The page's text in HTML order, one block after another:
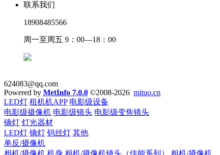
联系我们
18908485566
周一至周五 9：00—18：00
624083@qq.com
Powered by MetInfo 7.0.0 ©2008-2026 mituo.cn
LED灯 租机机APP 电影级设备
电影级摄像机 电影级镜头 电影级变焦镜头
镝灯 灯光器材
LED灯 镝灯 钨丝灯 其他
单反/摄像机